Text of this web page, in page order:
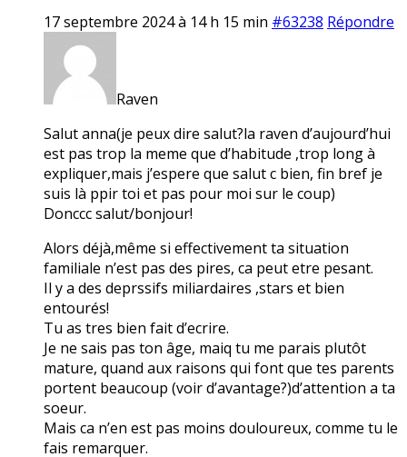
17 septembre 2024 à 14 h 15 min #63238 Répondre
Raven
Salut anna(je peux dire salut?la raven d’aujourd’hui
est pas trop la meme que d’habitude ,trop long à
expliquer,mais j’espere que salut c bien, fin bref je
suis là ppir toi et pas pour moi sur le coup)
Donccc salut/bonjour!
Alors déjà,même si effectivement ta situation
familiale n’est pas des pires, ca peut etre pesant.
Il y a des deprssifs miliardaires ,stars et bien
entourés!
Tu as tres bien fait d’ecrire.
Je ne sais pas ton âge, maiq tu me parais plutôt
mature, quand aux raisons qui font que tes parents
portent beaucoup (voir d’avantage?)d’attention a ta
soeur.
Mais ca n’en est pas moins douloureux, comme tu le
fais remarquer.